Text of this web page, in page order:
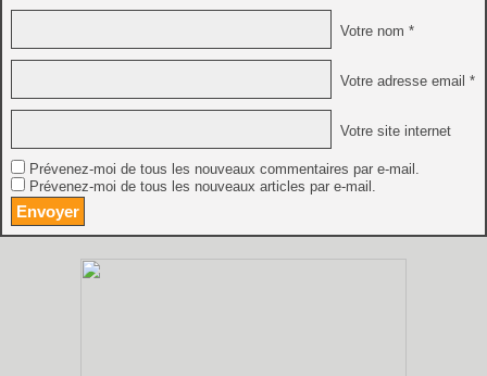
Votre nom *
Votre adresse email *
Votre site internet
Prévenez-moi de tous les nouveaux commentaires par e-mail.
Prévenez-moi de tous les nouveaux articles par e-mail.